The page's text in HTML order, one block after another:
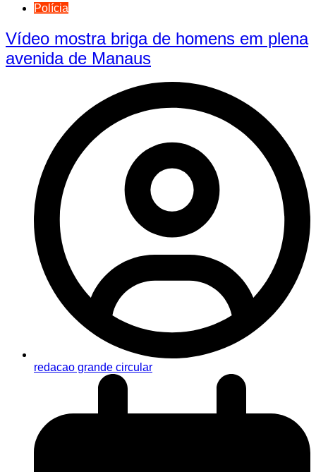
Polícia
Vídeo mostra briga de homens em plena
avenida de Manaus
redacao grande circular